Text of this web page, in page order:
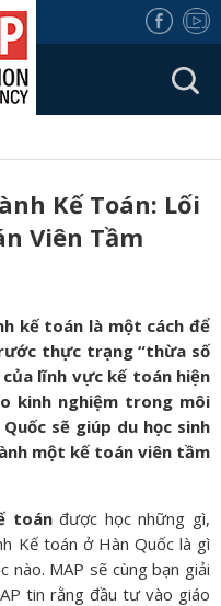
Kế Toán: Lối
Viên Tầm
kế toán là một cách để
thực trạng “thừa số
lĩnh vực kế toán hiện
kinh nghiệm trong môi
sẽ giúp du học sinh
một kế toán viên tầm
toánđược học những gì,
Kế toán ở Hàn Quốc là gì
MAP sẽ cùng bạn giải
tin rằng đầu tư vào giáo